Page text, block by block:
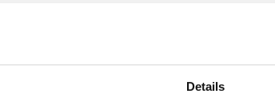
Details